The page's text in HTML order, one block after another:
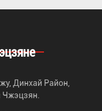
Динхай Район,